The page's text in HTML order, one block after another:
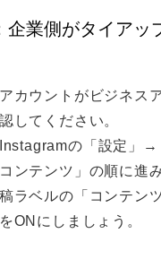
企業側がタイアッ
カウントがビジネス
してください。
の「設定」→
ンテンツ」の順に進み
ラベルの「コンテン
ONにしましょう。